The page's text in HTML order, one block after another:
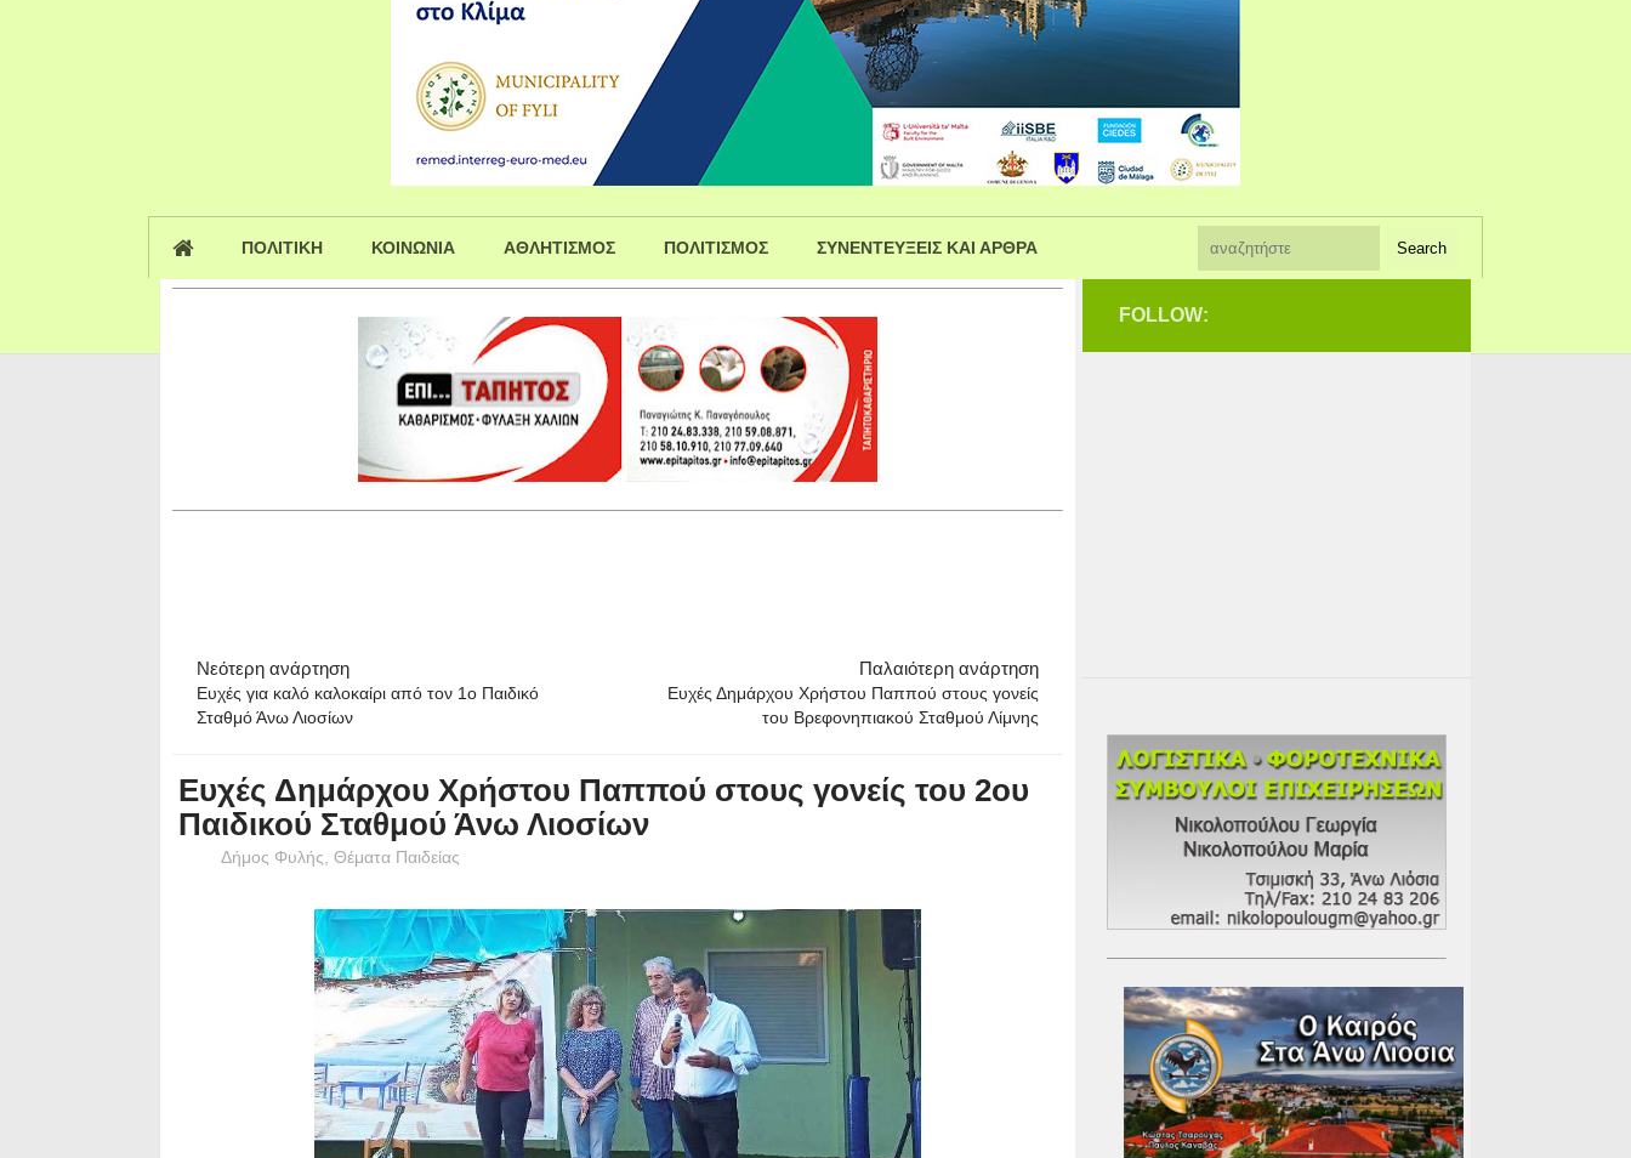
ΠΟΛΙΤΙΚΗ ΚΟΙΝΩΝΙΑ ΑΘΛΗΤΙΣΜΟΣ ΠΟΛΙΤΙΣΜΟΣ ΣΥΝΕΝΤΕΥΞΕΙΣ ΚΑΙ ΑΡΘΡΑ
Νεότερη ανάρτηση
Ευχές για καλό καλοκαίρι από τον 1ο Παιδικό
Σταθμό Άνω Λιοσίων
Παλαιότερη ανάρτηση
Eυχές Δημάρχου Χρήστου Παππού στους γονείς
του Βρεφονηπιακού Σταθμού Λίμνης
Eυχές Δημάρχου Χρήστου Παππού στους γονείς του 2ου
Παιδικού Σταθμού Άνω Λιοσίων
Δήμος Φυλής Θέματα Παιδείας
FOLLOW: